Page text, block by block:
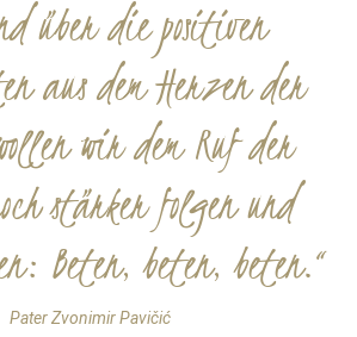
über die positiven
aus dem Herzen der
wir dem Ruf der
stärker folgen und
Beten, beten, beten.“
Pater Zvonimir Pavičić